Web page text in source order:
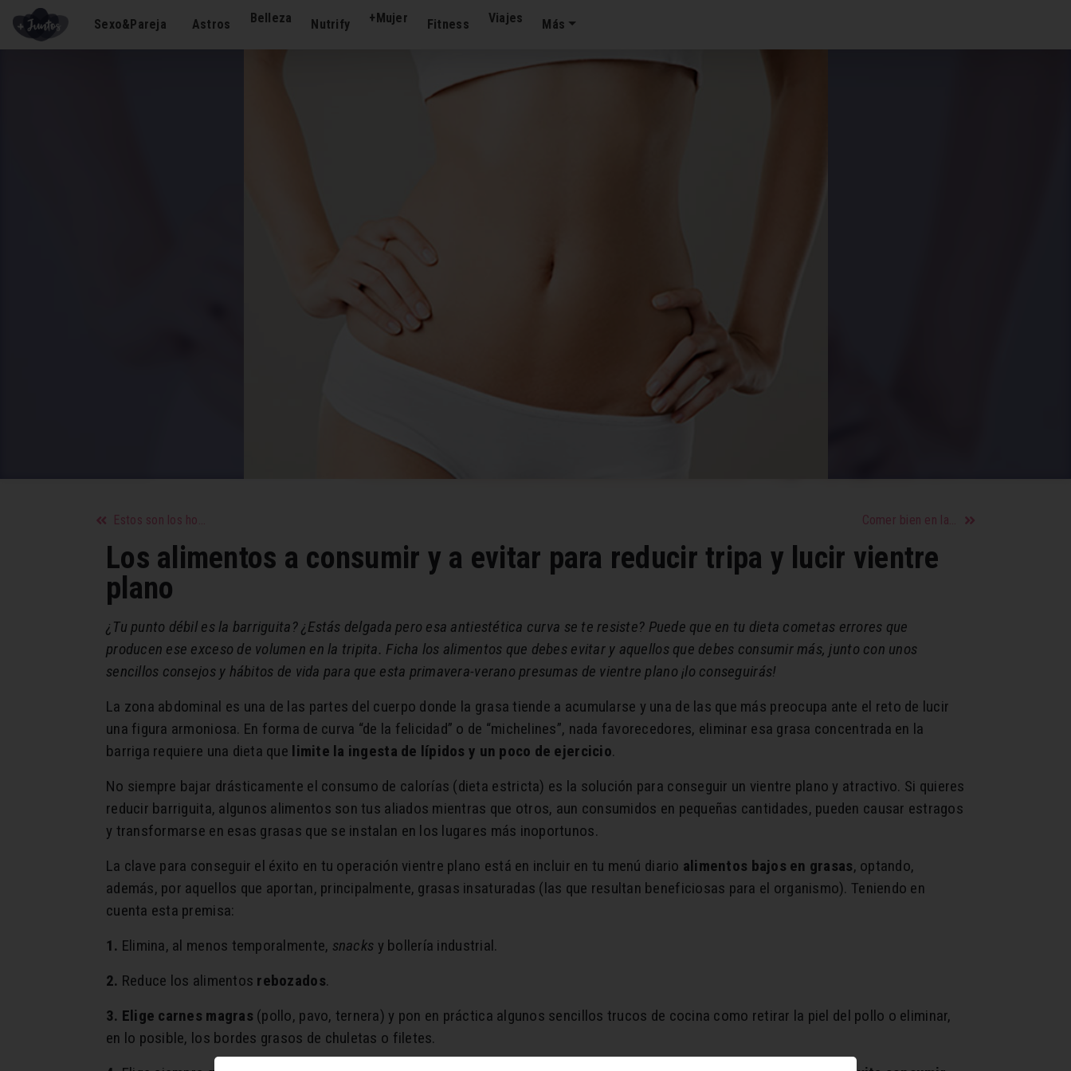
Sexo&Pareja Astros Belleza Nutrify +Mujer Fitness Viajes Más
Estos son los hombres del zodiaco que no quieren ningún compromiso Comer bien en la oficina y adelgazar es fácil si sabes cómo
Los alimentos a consumir y a evitar para reducir tripa y lucir vientre
plano
¿Tu punto débil es la barriguita? ¿Estás delgada pero esa antiestética curva se te resiste? Puede que en tu dieta cometas errores que
producen ese exceso de volumen en la tripita. Ficha los alimentos que debes evitar y aquellos que debes consumir más, junto con unos
sencillos consejos y hábitos de vida para que esta primavera-verano presumas de vientre plano ¡lo conseguirás!
La zona abdominal es una de las partes del cuerpo donde la grasa tiende a acumularse y una de las que más preocupa ante el reto de lucir
una figura armoniosa. En forma de curva “de la felicidad” o de “michelines”, nada favorecedores, eliminar esa grasa concentrada en la
barriga requiere una dieta que limite la ingesta de lípidos y un poco de ejercicio.
No siempre bajar drásticamente el consumo de calorías (dieta estricta) es la solución para conseguir un vientre plano y atractivo. Si quieres
reducir barriguita, algunos alimentos son tus aliados mientras que otros, aun consumidos en pequeñas cantidades, pueden causar estragos
y transformarse en esas grasas que se instalan en los lugares más inoportunos.
La clave para conseguir el éxito en tu operación vientre plano está en incluir en tu menú diario alimentos bajos en grasas, optando,
además, por aquellos que aportan, principalmente, grasas insaturadas (las que resultan beneficiosas para el organismo). Teniendo en
cuenta esta premisa:
1. Elimina, al menos temporalmente, snacks y bollería industrial.
2. Reduce los alimentos rebozados.
3. Elige carnes magras (pollo, pavo, ternera) y pon en práctica algunos sencillos trucos de cocina como retirar la piel del pollo o eliminar,
en lo posible, los bordes grasos de chuletas o filetes.